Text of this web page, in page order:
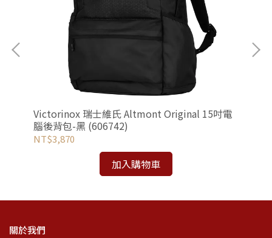
Victorinox 瑞士維氏 Altmont Original 15吋電
腦後背包-黑 (606742)
NT$3,870
加入購物車
關於我們